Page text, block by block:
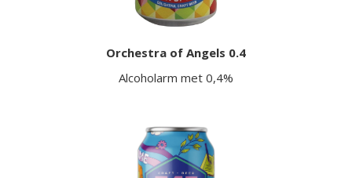
Orchestra of Angels 0.4
Alcoholarm met 0,4%